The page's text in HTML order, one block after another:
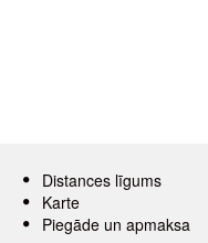
Distances līgums
Karte
Piegāde un apmaksa